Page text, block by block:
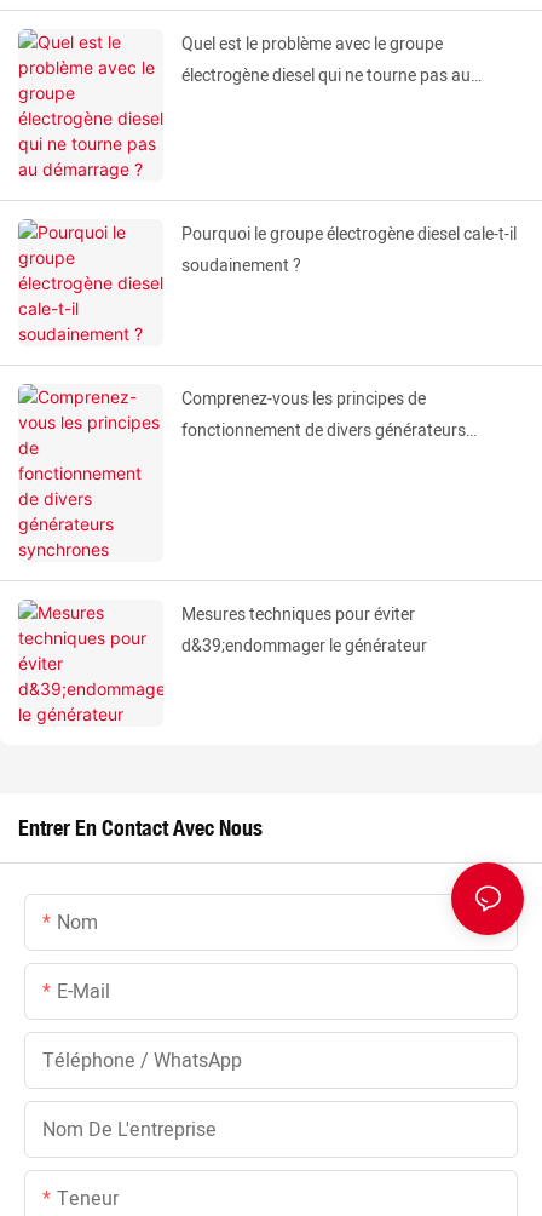
Quel est le problème avec le groupe
électrogène diesel qui ne tourne pas au
Pourquoi le groupe électrogène diesel cale-t-il
soudainement ?
Comprenez-vous les principes de
fonctionnement de divers générateurs
Mesures techniques pour éviter
d&39;endommager le générateur
Entrer En Contact Avec Nous
Nom
E-Mail
Téléphone / WhatsApp
Nom De L'entreprise
Teneur